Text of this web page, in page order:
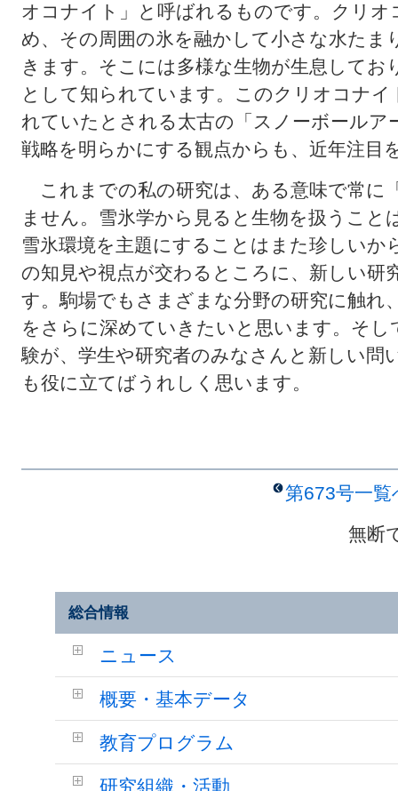
オコナイト」と呼ばれるものです。クリ
め、その周囲の氷を融かして小さな水た
きます。そこには多様な生物が生息してお
として知られています。このクリオコナ
れていたとされる太古の「スノーボールア
戦略を明らかにする観点からも、近年注目
これまでの私の研究は、ある意味で常に
ません。雪氷学から見ると生物を扱うこと
雪氷環境を主題にすることはまた珍しいか
の知見や視点が交わるところに、新しい研
す。駒場でもさまざまな分野の研究に触れ
をさらに深めていきたいと思います。そ
験が、学生や研究者のみなさんと新しい問
も役に立てばうれしく思います。
第673号一覧
無断
総合情報
ニュース
概要・基本データ
教育プログラム
研究組織・活動